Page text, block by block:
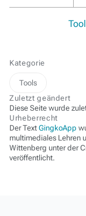
Kategorie
Tools
Zuletzt geändert
Diese Seite wurde
Urheberrecht
Der Text GingkoApp
multimediales Lehren
Wittenberg unter der
veröffentlicht.